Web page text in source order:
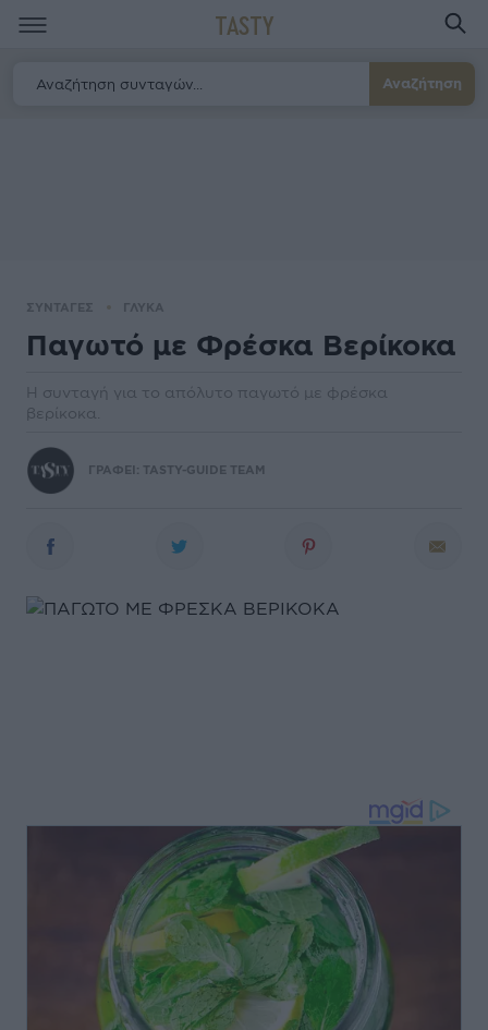
TASTY
Αναζήτηση
ΣΥΝΤΑΓΕΣ ΓΛΥΚΑ
Παγωτό με Φρέσκα Βερίκοκα
Η συνταγή για το απόλυτο παγωτό με φρέσκα
βερίκοκα.
ΓΡΑΦΕΙ: TASTY-GUIDE TEAM